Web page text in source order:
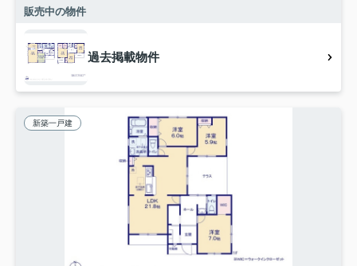
販売中の物件
過去掲載物件
新築一戸建